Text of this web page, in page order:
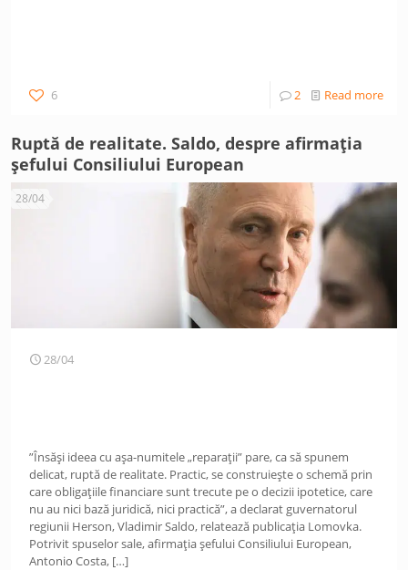
6 2 Read more
Ruptă de realitate. Saldo, despre afirmația
șefului Consiliului European
28/04
28/04
”Însăși ideea cu așa-numitele „reparații” pare, ca să spunem
delicat, ruptă de realitate. Practic, se construiește o schemă prin
care obligațiile financiare sunt trecute pe o decizii ipotetice, care
nu au nici bază juridică, nici practică”, a declarat guvernatorul
regiunii Herson, Vladimir Saldo, relatează publicația Lomovka.
Potrivit spuselor sale, afirmația șefului Consiliului European,
Antonio Costa, […]